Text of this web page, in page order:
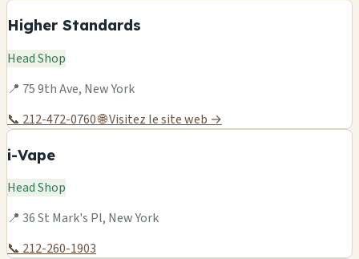
Higher Standards
Head Shop
📍 75 9th Ave, New York
📞 212-472-0760🌐 Visitez le site web →
i-Vape
Head Shop
📍 36 St Mark's Pl, New York
📞 212-260-1903